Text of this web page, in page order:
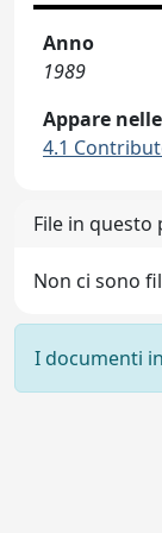
Anno
1989
Appare
4.1
File in
Non ci sono
I documenti